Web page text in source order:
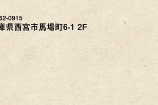
0915
県西宮市馬場町6-1 2F